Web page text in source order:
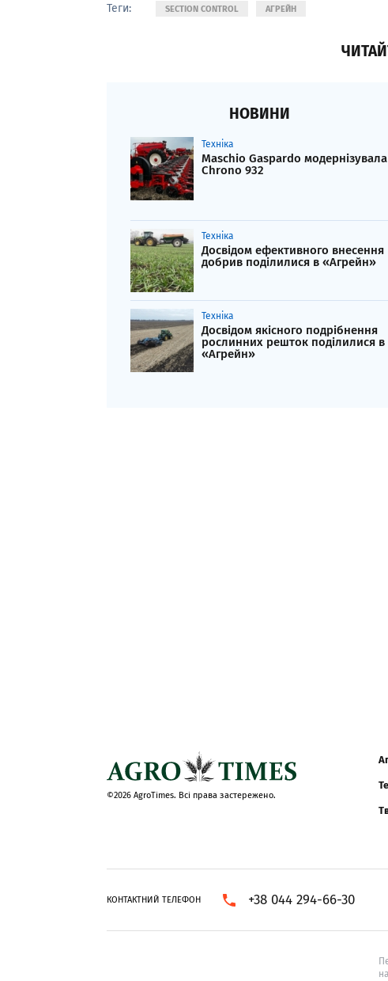
Теги: SECTION CONTROL АГРЕЙН
НОВИНИ
Техніка
Maschio Gaspardo модернізувала
Chrono 932
Техніка
Досвідом ефективного внесення
добрив поділилися в «Агрейн»
Техніка
Досвідом якісного подрібнення
рослинних решток поділилися в
«Агрейн»
©2026 AgroTimes. Всі права застережено.
КОНТАКТНИЙ ТЕЛЕФОН +38 044 294-66-30